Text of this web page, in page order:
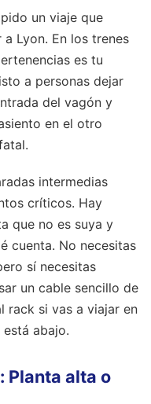
un viaje que
Lyon. En los trenes
es tu
a personas dejar
del vagón y
en el otro
intermedias
críticos. Hay
que no es suya y
cuenta. No necesitas
sí necesitas
un cable sencillo de
rack si vas a viajar en
abajo.
Planta alta o